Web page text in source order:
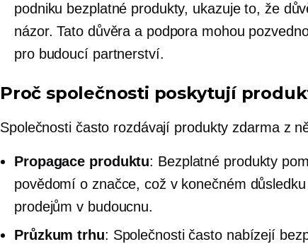
podniku bezplatné produkty, ukazuje to, že
názor. Tato důvěra a podpora mohou
pro budoucí partnerství.
Proč společnosti poskytují
Společnosti často rozdávají produkty zdarma z
Propagace produktu: Bezplatné produkty
povědomí o značce, což v konečném
prodejům v budoucnu.
Průzkum trhu: Společnosti často nabízejí